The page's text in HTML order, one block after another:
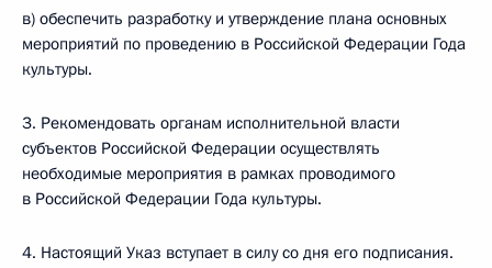
в) обеспечить разработку и утверждение плана основных
мероприятий по проведению в Российской Федерации Года
культуры.
3. Рекомендовать органам исполнительной власти
субъектов Российской Федерации осуществлять
необходимые мероприятия в рамках проводимого
в Российской Федерации Года культуры.
4. Настоящий Указ вступает в силу со дня его подписания.